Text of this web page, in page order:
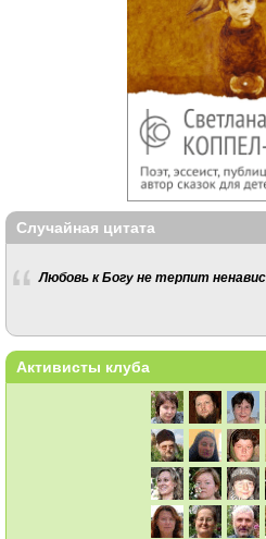
Случайная цитата
Любовь к Богу не терпит
Активисты клуба